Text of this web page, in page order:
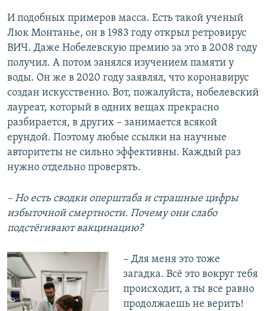
И подобных примеров масса. Есть такой ученый
Люк Монтанье, он в 1983 году открыл ретровирус
ВИЧ. Даже Нобелевскую премию за это в 2008 году
получил. А потом занялся изучением памяти у
воды. Он же в 2020 году заявлял, что коронавирус
создан искусственно. Вот, пожалуйста, нобелевский
лауреат, который в одних вещах прекрасно
разбирается, в других – занимается всякой
ерундой. Поэтому любые ссылки на научные
авторитеты не сильно эффективны. Каждый раз
нужно отдельно проверять.
– Но есть сводки оперштаба и страшные цифры
избыточной смертности. Почему они слабо
подстёгивают вакцинацию?
– Для меня это тоже
загадка. Всё это вокруг тебя
происходит, а ты все равно
продолжаешь не верить!